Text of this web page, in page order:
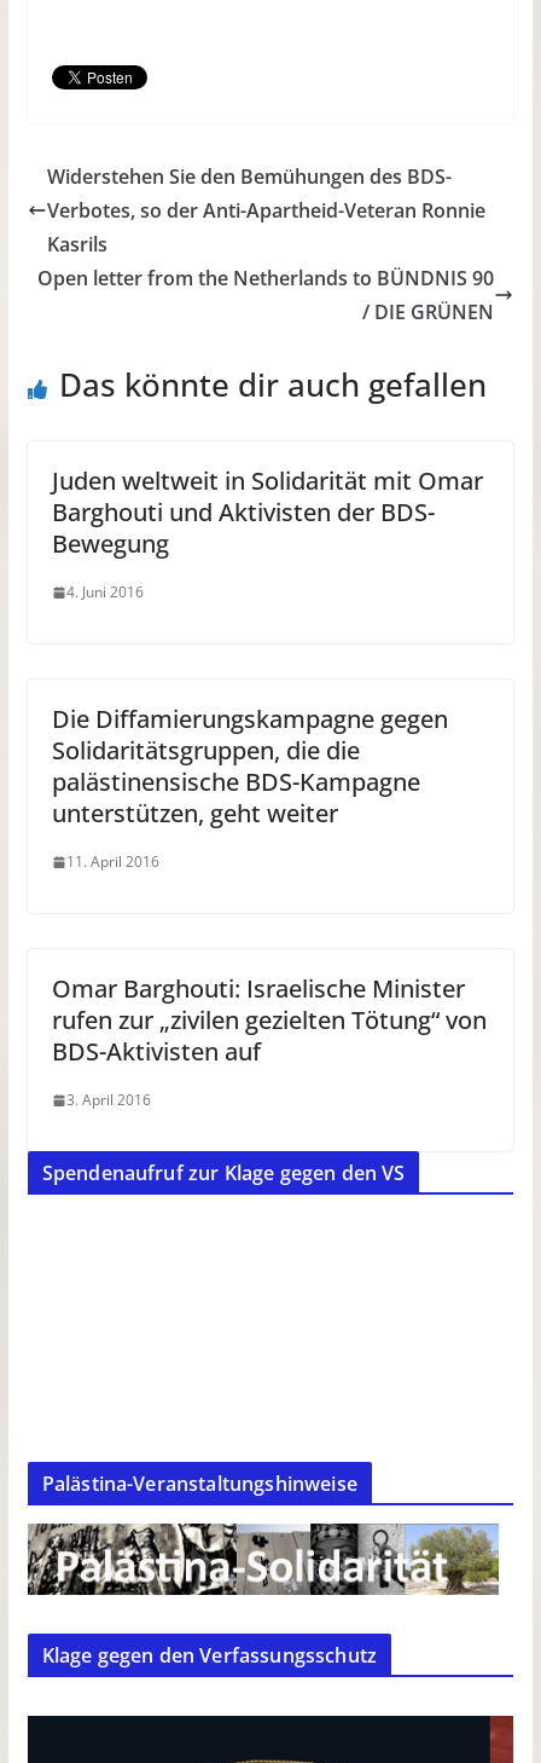
Widerstehen Sie den Bemühungen des BDS-
Verbotes, so der Anti-Apartheid-Veteran Ronnie
Kasrils
Open letter from the Netherlands to BÜNDNIS 90
/ DIE GRÜNEN
Das könnte dir auch gefallen
Juden weltweit in Solidarität mit Omar
Barghouti und Aktivisten der BDS-
Bewegung
4. Juni 2016
Die Diffamierungskampagne gegen
Solidaritätsgruppen, die die
palästinensische BDS-Kampagne
unterstützen, geht weiter
11. April 2016
Omar Barghouti: Israelische Minister
rufen zur „zivilen gezielten Tötung“ von
BDS-Aktivisten auf
3. April 2016
Spendenaufruf zur Klage gegen den VS
Palästina-Veranstaltungshinweise
Klage gegen den Verfassungsschutz